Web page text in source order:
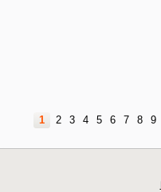
1 2 3 4 5 6 7 8 9